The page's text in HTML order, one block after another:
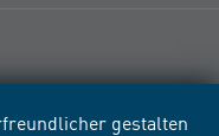
gestalten